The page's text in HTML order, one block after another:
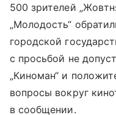
500 зрителей
„Молодость“
городской
с просьбой не
„Киноман“ и
вопросы вокруг
в сообщении.